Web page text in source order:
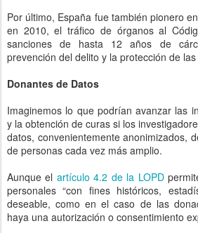
Por último, España fue también pionero
en 2010, el tráfico de órganos al
sanciones de hasta 12 años de
prevención del delito y la protección de
Donantes de Datos
Imaginemos lo que podrían avanzar las
y la obtención de curas si los
datos, convenientemente anonimizados,
de personas cada vez más amplio.
Aunque el artículo 4.2 de la LOPD
personales “con fines históricos,
deseable, como en el caso de las
haya una autorización o consentimiento